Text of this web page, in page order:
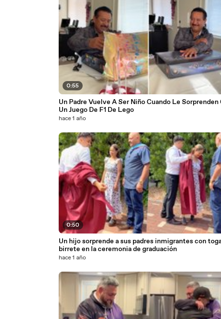
0:55
Un Padre Vuelve A Ser Niño Cuando Le Sorprenden
Un Juego De F1 De Lego
hace 1 año
0:50
Un hijo sorprende a sus padres inmigrantes con
birrete en la ceremonia de graduación
hace 1 año